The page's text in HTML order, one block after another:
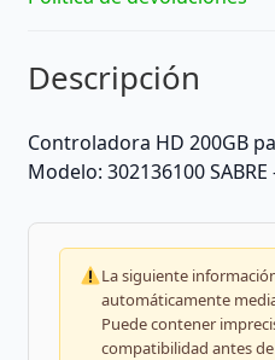
Descripción
Controladora HD 200GB
Modelo: 302136100 SABRE
La siguiente
automáticamente
Puede contener
compatibilidad antes